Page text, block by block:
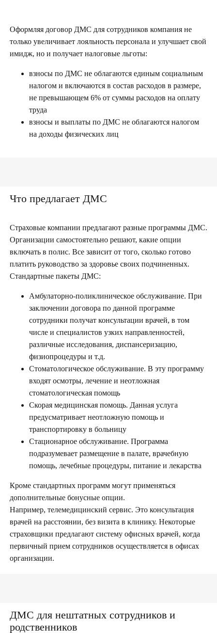
Оформляя договор ДМС для сотрудников компания не
только увеличивает лояльность персонала и улучшает свой
имидж, но и получает налоговые льготы:
взносы по ДМС не облагаются единым социальным
налогом и включаются в состав расходов в размере,
не превышающем 6% от суммы расходов на оплату
труда
взносы и выплаты по ДМС не облагаются налогом
на доходы физических лиц
Что предлагает ДМС
Страховые компании предлагают разные программы ДМС.
Организации самостоятельно решают, какие опции
включать в полис. Все зависит от того, сколько готово
платить руководство за здоровье своих подчиненных.
Стандартные пакеты ДМС:
Амбулаторно-поликлиническое обслуживание. При
заключении договора по данной программе
сотрудники получат консультации врачей, в том
числе и специалистов узких направленностей,
различные исследования, диспансеризацию,
физиопроцедуры и т.д.
Стоматологическое обслуживание. В эту программу
входят осмотры, лечение и неотложная
стоматологическая помощь
Скорая медицинская помощь. Данная услуга
предусматривает неотложную помощь и
транспортировку в больницу
Стационарное обслуживание. Программа
подразумевает размещение в палате, врачебную
помощь, лечебные процедуры, питание и лекарства
Кроме стандартных программ могут применяться
дополнительные бонусные опции.
Например, телемедицинский сервис. Это консультация
врачей на расстоянии, без визита в клинику. Некоторые
страховщики предлагают систему офисных врачей, когда
первичный прием сотрудников осуществляется в офисах
организации.
ДМС для нештатных сотрудников и
родственников